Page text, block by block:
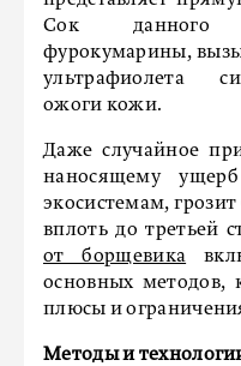
Сок данного
фурокумарины,
ультрафиолета
ожоги кожи.
Даже случайное
наносящему
экосистемам,
вплоть до третьей
от борщевика
основных методов,
плюсы и
Методы и